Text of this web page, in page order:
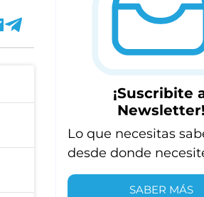
¡Suscribite
Newsletter!
Lo que necesitas
desde donde
SABER MÁS